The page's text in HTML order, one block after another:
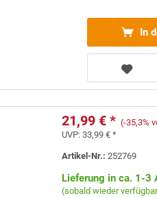
In
21,99 € * (-35,3%
UVP:33,99 € *
Artikel-Nr.:252769
Lieferung in ca. 1-3
(sobald wieder